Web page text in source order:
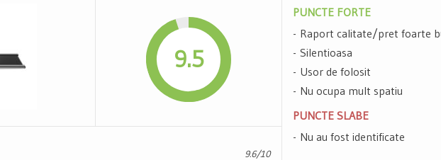
9.5
9.6/10
PUNCTE FORTE
Raport calitate/pret foarte
Silentioasa
Usor de folosit
Nu ocupa mult spatiu
PUNCTE SLABE
Nu au fost identificate